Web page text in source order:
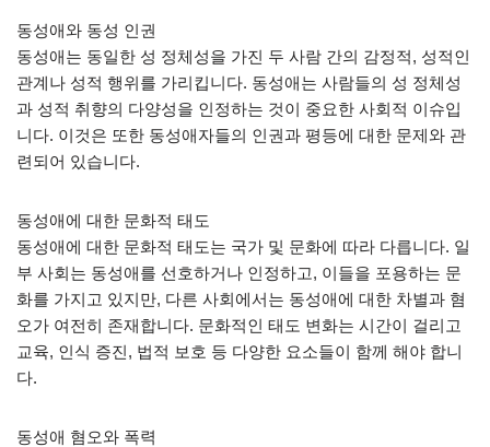
동성애와 동성 인권
동성애는 동일한 성 정체성을 가진 두 사람 간의 감정적, 성적인
관계나 성적 행위를 가리킵니다. 동성애는 사람들의 성 정체성
과 성적 취향의 다양성을 인정하는 것이 중요한 사회적 이슈입
니다. 이것은 또한 동성애자들의 인권과 평등에 대한 문제와 관
련되어 있습니다.
동성애에 대한 문화적 태도
동성애에 대한 문화적 태도는 국가 및 문화에 따라 다릅니다. 일
부 사회는 동성애를 선호하거나 인정하고, 이들을 포용하는 문
화를 가지고 있지만, 다른 사회에서는 동성애에 대한 차별과 혐
오가 여전히 존재합니다. 문화적인 태도 변화는 시간이 걸리고
교육, 인식 증진, 법적 보호 등 다양한 요소들이 함께 해야 합니
다.
동성애 혐오와 폭력